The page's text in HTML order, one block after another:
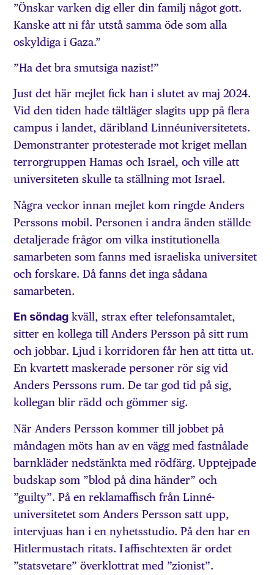
”Önskar varken dig eller din familj något gott.
Kanske att ni får utstå samma öde som alla
oskyldiga i Gaza.”
”Ha det bra smutsiga nazist!”
Just det här mejlet fick han i slutet av maj 2024.
Vid den tiden hade tältläger slagits upp på flera
campus i landet, däribland Linnéuniversitetets.
Demonstranter protesterade mot kriget mellan
terrorgruppen Hamas och Israel, och ville att
universiteten skulle ta ställning mot Israel.
Några veckor innan mejlet kom ringde Anders
Perssons mobil. Personen i andra änden ställde
detaljerade frågor om vilka institutionella
samarbeten som fanns med israeliska universitet
och forskare. Då fanns det inga sådana
samarbeten.
En söndag kväll, strax efter telefonsamtalet,
sitter en kollega till Anders Persson på sitt rum
och jobbar. Ljud i korridoren får hen att titta ut.
En kvartett maskerade personer rör sig vid
Anders Perssons rum. De tar god tid på sig,
kollegan blir rädd och gömmer sig.
När Anders Persson kommer till jobbet på
måndagen möts han av en vägg med fastnålade
barnkläder nedstänkta med rödfärg. Upptejpade
budskap som ”blod på dina händer” och
”guilty”. På en reklamaffisch från Linné­
universitetet som Anders Persson satt upp,
intervjuas han i en nyhetsstudio. På den har en
Hitlermustach ritats. I affischtexten är ordet
”statsvetare” överklottrat med ”zionist”.